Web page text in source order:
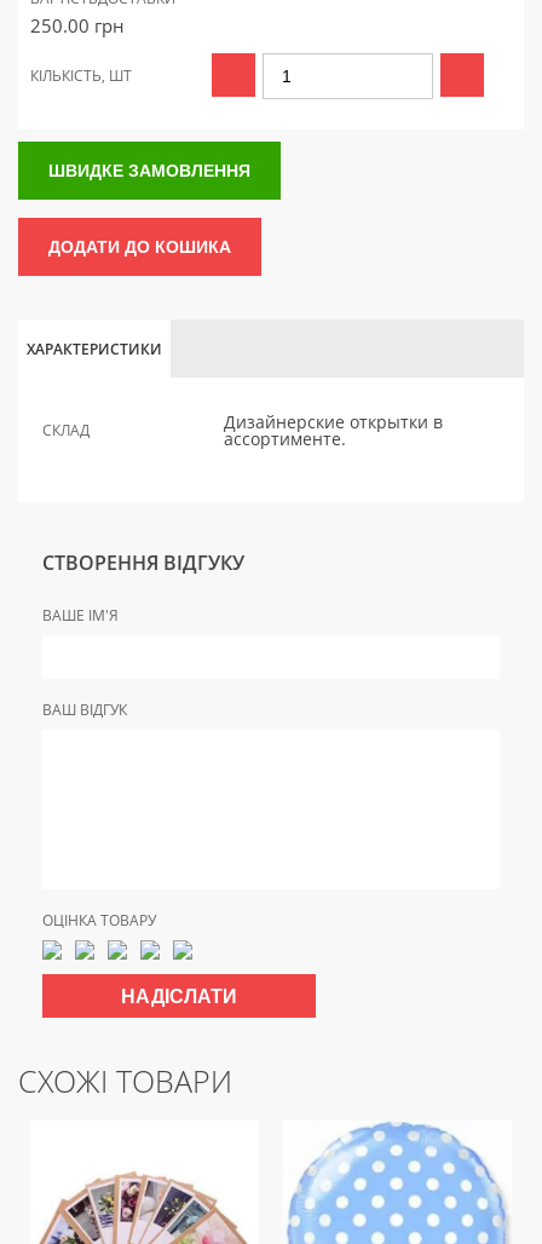
250.00 грн
КІЛЬКІСТЬ, ШТ
ШВИДКЕ ЗАМОВЛЕННЯ
ДОДАТИ ДО КОШИКА
ХАРАКТЕРИСТИКИ
СКЛАД Дизайнерские открытки в
ассортименте.
СТВОРЕННЯ ВІДГУКУ
ВАШЕ ІМ'Я
ВАШ ВІДГУК
ОЦІНКА ТОВАРУ
СХОЖІ ТОВАРИ